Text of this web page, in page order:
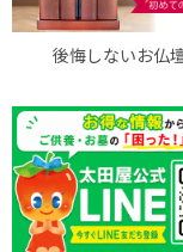
後悔しないお仏